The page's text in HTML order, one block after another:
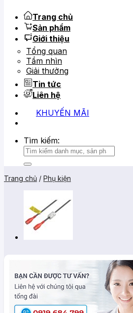
Trang chủ
Sản phẩm
Giới thiệu
Tổng quan
Tầm nhìn
Giải thưởng
Tin tức
Liên hệ
KHUYẾN MÃI
Tìm kiếm:
Trang chủ / Phụ kiện